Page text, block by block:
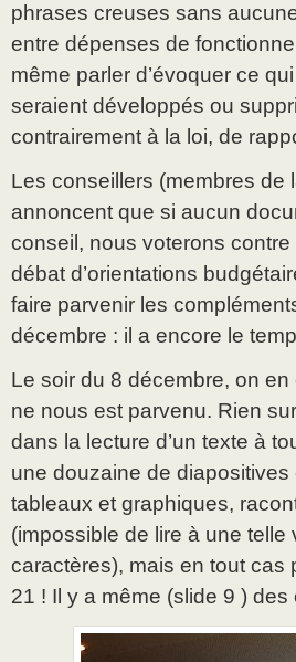
phrases creuses sans
entre dépenses de
même parler d’évoquer ce
seraient développés ou
contrairement à la loi, de
Les conseillers (membres de
annoncent que si aucun
conseil, nous voterons
débat d’orientations
faire parvenir les
décembre : il a encore le
Le soir du 8 décembre, on
ne nous est parvenu. Rien
dans la lecture d’un texte à
une douzaine de
tableaux et graphiques,
(impossible de lire à une
caractères), mais en tout cas
21 ! Il y a même (slide 9 )